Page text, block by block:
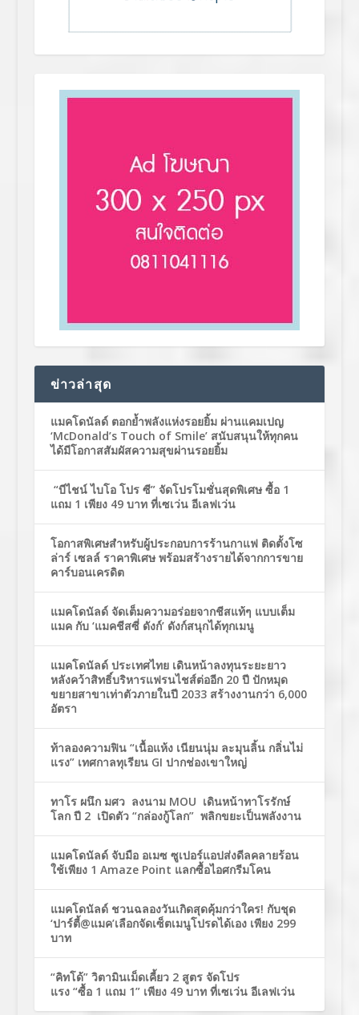
ข่าวล่าสุด
แมคโดนัลด์ ตอกย้ำพลังแห่งรอยยิ้ม ผ่านแคมเปญ
‘McDonald’s Touch of Smile’ สนับสนุนให้ทุกคน
ได้มีโอกาสสัมผัสความสุขผ่านรอยยิ้ม
“บีไชน์ ไบโอ โปร ซี” จัดโปรโมชั่นสุดพิเศษ ซื้อ 1
แถม 1 เพียง 49 บาท ที่เซเว่น อีเลฟเว่น
โอกาสพิเศษสำหรับผู้ประกอบการร้านกาแฟ ติดตั้งโซ
ล่าร์ เซลล์ ราคาพิเศษ พร้อมสร้างรายได้จากการขาย
คาร์บอนเครดิต
แมคโดนัลด์ จัดเต็มความอร่อยจากชีสแท้ๆ แบบเต็ม
แมค กับ ‘แมคชีสซี่ ดังก์’ ดังก์สนุกได้ทุกเมนู
แมคโดนัลด์ ประเทศไทย เดินหน้าลงทุนระยะยาว
หลังคว้าสิทธิ์บริหารแฟรนไชส์ต่ออีก 20 ปี ปักหมุด
ขยายสาขาเท่าตัวภายในปี 2033 สร้างงานกว่า 6,000
อัตรา
ท้าลองความฟิน “เนื้อแห้ง เนียนนุ่ม ละมุนลิ้น กลิ่นไม่
แรง” เทศกาลทุเรียน GI ปากช่องเขาใหญ่
ทาโร ผนึก มศว ลงนาม MOU เดินหน้าทาโรรักษ์
โลก ปี 2 เปิดตัว “กล่องกู้โลก” พลิกขยะเป็นพลังงาน
แมคโดนัลด์ จับมือ อเมซ ซูเปอร์แอปส่งดีลคลายร้อน
ใช้เพียง 1 Amaze Point แลกซื้อไอศกรีมโคน
แมคโดนัลด์ ชวนฉลองวันเกิดสุดคุ้มกว่าใคร! กับชุด
‘ปาร์ตี้@แมค’เลือกจัดเซ็ตเมนูโปรดได้เอง เพียง 299
บาท
“คิทโด้” วิตามินเม็ดเคี้ยว 2 สูตร จัดโปร
แรง “ซื้อ 1 แถม 1” เพียง 49 บาท ที่เซเว่น อีเลฟเว่น